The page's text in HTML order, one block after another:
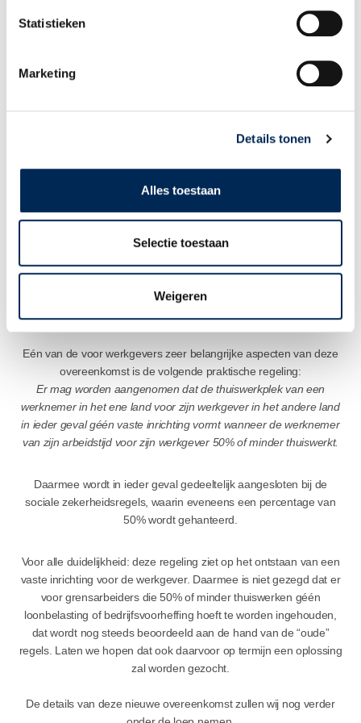
Statistieken
Marketing
Details tonen
Alles toestaan
Selectie toestaan
Weigeren
DE FISCALE POSITIE VAN THUISWERKENDE
Op 8 december 2023 werd een tussen België en Nederland
website van overheid.nl) die in gaat op de fiscale gevolgen van
Anders gezegd: de vraag wanneer in het woonland van
grensarbeiders) eenvaste inrichtingontstaat van hun
werkgever, die in het buurland gevestigd is. Is er sprake van een
gevolgen voor onder meer de loon- &
inkomsten/vennootschapsbelasting. En daarmee ook voor de
Eén van de voor werkgevers zeer belangrijke aspecten van deze
overeenkomst is de volgende praktische regeling:
Er mag worden aangenomen dat de thuiswerkplek van een
werknemer in het ene land voor zijn werkgever in het andere land
in ieder geval géén vaste inrichting vormt wanneer de werknemer
van zijn arbeidstijd voor zijn werkgever 50% of minder thuiswerkt.
Daarmee wordt in ieder geval gedeeltelijk aangesloten bij de
sociale zekerheidsregels, waarin eveneens een percentage van
50% wordt gehanteerd.
Voor alle duidelijkheid: deze regeling ziet op het ontstaan van een
vaste inrichting voor de werkgever. Daarmee is niet gezegd dat er
voor grensarbeiders die 50% of minder thuiswerken géén
loonbelasting of bedrijfsvoorheffing hoeft te worden ingehouden,
dat wordt nog steeds beoordeeld aan de hand van de “oude”
regels. Laten we hopen dat ook daarvoor op termijn een oplossing
zal worden gezocht.
De details van deze nieuwe overeenkomst zullen wij nog verder